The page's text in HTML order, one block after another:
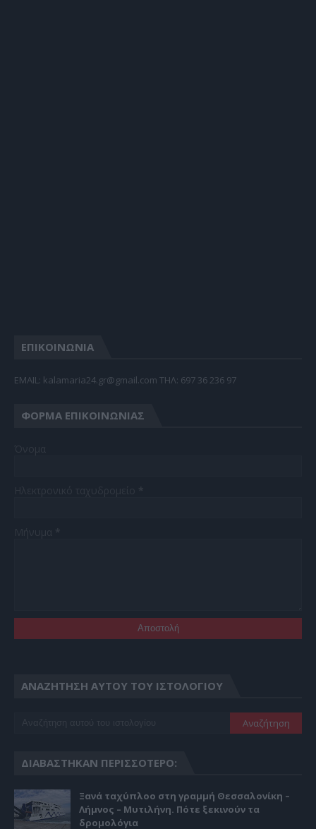
ΕΠΙΚΟΙΝΩΝΙΑ
EMAIL: kalamaria24.gr@gmail.com TΗΛ: 697 36 236 97
ΦΌΡΜΑ ΕΠΙΚΟΙΝΩΝΊΑΣ
ΑΝΑΖΉΤΗΣΗ ΑΥΤΟΎ ΤΟΥ ΙΣΤΟΛΟΓΊΟΥ
ΔΙΑΒΆΣΤΗΚΑΝ ΠΕΡΙΣΣΌΤΕΡΟ:
Ξανά ταχύπλοο στη γραμμή Θεσσαλονίκη –
Λήμνος – Μυτιλήνη. Πότε ξεκινούν τα
δρομολόγια